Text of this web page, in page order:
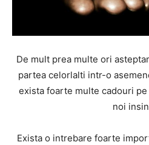
De mult prea multe ori
partea celorlalti intr-o
exista foarte multe cadouri
noi
Exista o intrebare foarte